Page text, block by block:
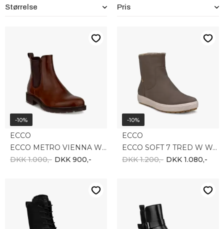
Størrelse Pris
-10%
ECCO
ECCO METRO VIENNA W CHELSEA 231323-01014
DKK 1.000,- DKK 900,-
-10%
ECCO
ECCO SOFT 7 TRED W WARM 450753-02559
DKK 1.200,- DKK 1.080,-